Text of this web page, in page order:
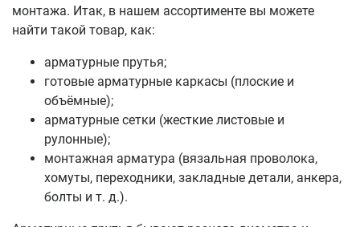
монтажа. Итак, в нашем ассортименте вы можете
найти такой товар, как:
арматурные прутья;
готовые арматурные каркасы (плоские и
объёмные);
арматурные сетки (жесткие листовые и
рулонные);
монтажная арматура (вязальная проволока,
хомуты, переходники, закладные детали, анкера,
болты и т. д.).